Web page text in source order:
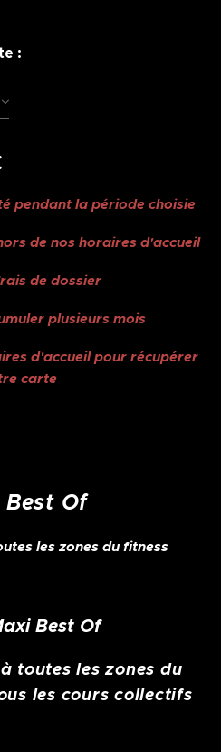
:
pendant la période choisie
de nos horaires d'accueil
de dossier
plusieurs mois
d'accueil pour récupérer
carte
Best Of
les zones du fitness
Best Of
toutes les zones du
les cours collectifs